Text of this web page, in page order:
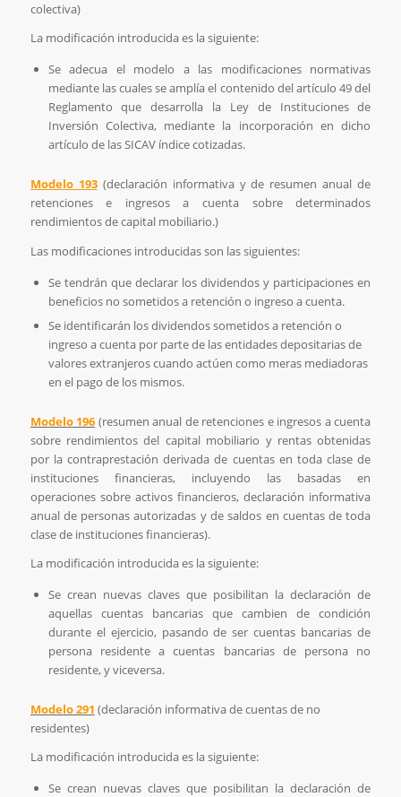
colectiva)
La modificación introducida es la siguiente:
Se adecua el modelo a las modificaciones normativas
mediante las cuales se amplía el contenido del artículo 49 del
Reglamento que desarrolla la Ley de Instituciones de
Inversión Colectiva, mediante la incorporación en dicho
artículo de las SICAV índice cotizadas.
Modelo 193(declaración informativa y de resumen anual de
retenciones e ingresos a cuenta sobre determinados
rendimientos de capital mobiliario.)
Las modificaciones introducidas son las siguientes:
Se tendrán que declarar los dividendos y participaciones en
beneficios no sometidos a retención o ingreso a cuenta.
Se identificarán los dividendos sometidos a retención o
ingreso a cuenta por parte de las entidades depositarias de
valores extranjeros cuando actúen como meras mediadoras
en el pago de los mismos.
Modelo 196 (resumen anual de retenciones e ingresos a cuenta
sobre rendimientos del capital mobiliario y rentas obtenidas
por la contraprestación derivada de cuentas en toda clase de
instituciones financieras, incluyendo las basadas en
operaciones sobre activos financieros, declaración informativa
anual de personas autorizadas y de saldos en cuentas de toda
clase de instituciones financieras).
La modificación introducida es la siguiente:
Se crean nuevas claves que posibilitan la declaración de
aquellas cuentas bancarias que cambien de condición
durante el ejercicio, pasando de ser cuentas bancarias de
persona residente a cuentas bancarias de persona no
residente, y viceversa.
Modelo 291 (declaración informativa de cuentas de no
residentes)
La modificación introducida es la siguiente:
Se crean nuevas claves que posibilitan la declaración de